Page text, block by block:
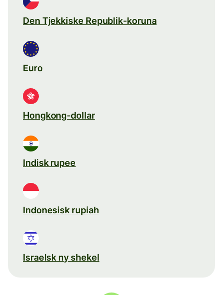
Den Tjekkiske Republik-koruna
Euro
Hongkong-dollar
Indisk rupee
Indonesisk rupiah
Israelsk ny shekel